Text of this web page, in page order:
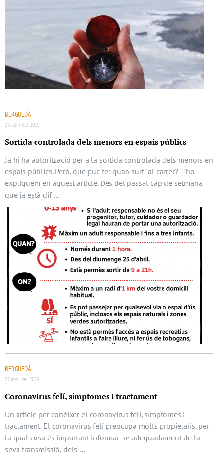
BERGUEDÀ
28 abril del 2020
Sortida controlada dels menors en espais públics
Ja hi ha autorització per a la sortida controlada dels menors en
espais públics. Però, què puc fer quan surti al carrer? T’ho
expliquem en aquest article. Des del passat cap de setmana
que ja està dif …
BERGUEDÀ
27 abril del 2020
Coronavirus felí, símptomes i tractament
Un article per conèixer el coronavirus felí, símptomes i
tractament. El coronavirus felí preocupa molts propietaris, per
la qual cosa és important informar-se adequadament de la
seva transmissió, dels …